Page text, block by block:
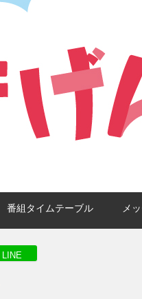
番組タイムテーブル メ
LINE